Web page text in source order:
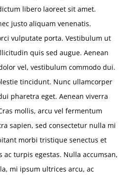
libero laoreet sit amet.
justo aliquam venenatis.
vulputate porta. Vestibulum ut
quis sed augue. Aenean
vel, vestibulum commodo dui.
tincidunt. Nunc ullamcorper
pharetra eget. Aenean viverra
mollis, arcu vel fermentum
sapien, sed consectetur nulla mi
morbi tristique senectus et
ac turpis egestas. Nulla accumsan,
mi ipsum ultrices arcu, ac